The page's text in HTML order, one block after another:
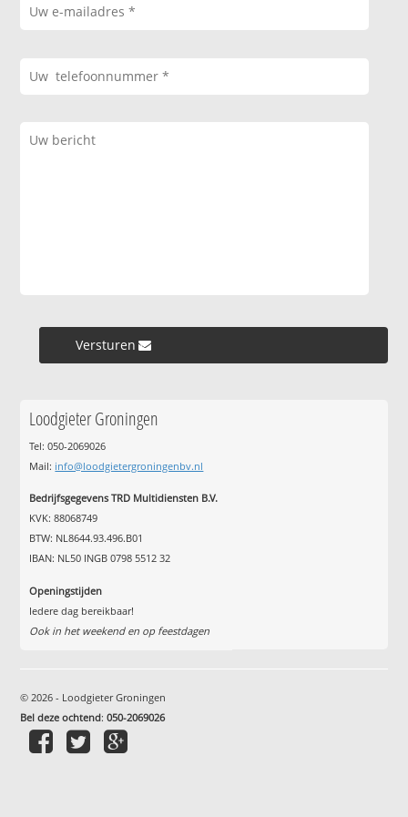
Versturen »
Loodgieter Groningen
Tel: 050-2069026
Mail: info@loodgietergroningenbv.nl
Bedrijfsgegevens TRD Multidiensten B.V.
KVK: 88068749
BTW: NL8644.93.496.B01
IBAN: NL50 INGB 0798 5512 32
Openingstijden
Iedere dag bereikbaar!
Ook in het weekend en op feestdagen
© 2026 - Loodgieter Groningen
Bel deze ochtend:050-2069026